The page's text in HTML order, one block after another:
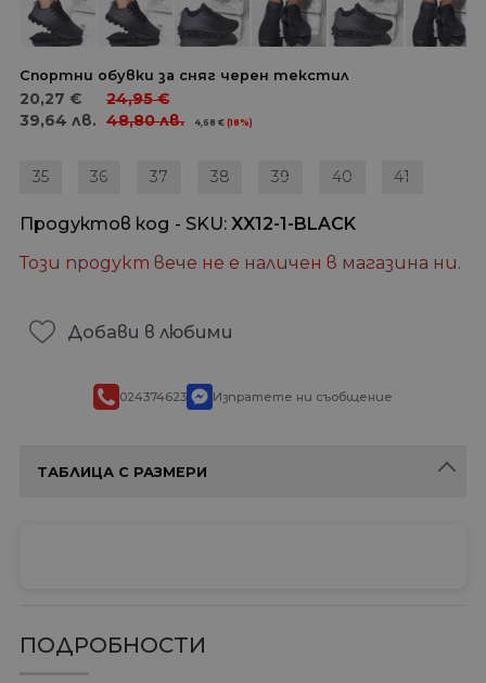
Спортни обувки за сняг черен текстил
20,27 €
39,64 лв.
24,95€
48,80лв. 4,68€ (18%)
35 36 37 38 39 40 41
Продуктов код - SKU XX12-1-BLACK
Този продукт вече не е наличен в магазина ни.
Добави в любими
024374623 Изпратете ни съобщение
ТАБЛИЦА С РАЗМЕРИ
ПОДРОБНОСТИ